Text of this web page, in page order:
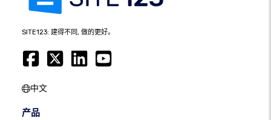
SITE123: 建得不同, 做的更好。
中文
产品